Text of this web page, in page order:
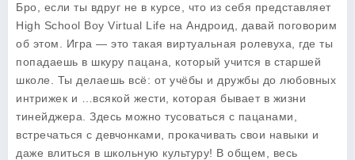
Бро, если ты вдруг не в курсе, что из себя представляет
High School Boy Virtual Life на Андроид, давай поговорим
об этом. Игра — это такая виртуальная ролевуха, где ты
попадаешь в шкуру пацана, который учится в старшей
школе. Ты делаешь всё: от учёбы и дружбы до любовных
интрижек и …всякой жести, которая бывает в жизни
тинейджера. Здесь можно тусоваться с пацанами,
встречаться с девчонками, прокачивать свои навыки и
даже влиться в школьную культуру! В общем, весь